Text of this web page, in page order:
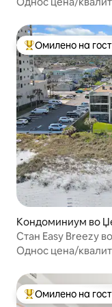
Меѓу
Омилено на
Кондоминиум во
Стан Easy Breezy
Однос цена/
МеѓуОмилено на